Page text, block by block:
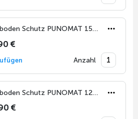
Hartboden Schutz PUNOMAT 150 x 120 cm
€
Anzahl
Hartboden Schutz PUNOMAT 120 x 90 cm
€